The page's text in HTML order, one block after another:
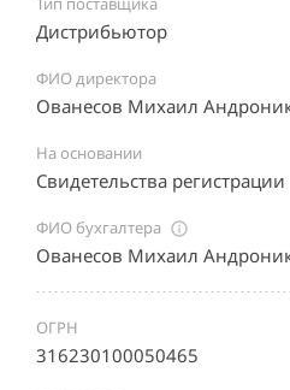
Дистрибьютор
ФИО директора
Ованесов Михаил
На основании
Свидетельства регистрации
ФИО бухгалтера
Ованесов Михаил
ОГРН
316230100050465